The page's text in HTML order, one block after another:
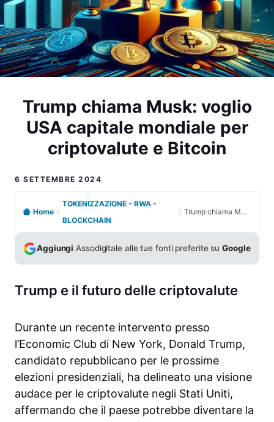
Trump chiama Musk: voglio
USA capitale mondiale per
criptovalute e Bitcoin
6 SETTEMBRE 2024
Home /
TOKENIZZAZIONE - RWA -
BLOCKCHAIN
/ Trump chiama Musk: voglio USA capitale mondiale per criptovalute e Bitcoin
Aggiungi Assodigitale alle tue fonti preferite suGoogle
Trump e il futuro delle criptovalute
Durante un recente intervento presso
l’Economic Club di New York, Donald Trump,
candidato repubblicano per le prossime
elezioni presidenziali, ha delineato una visione
audace per le criptovalute negli Stati Uniti,
affermando che il paese potrebbe diventare la